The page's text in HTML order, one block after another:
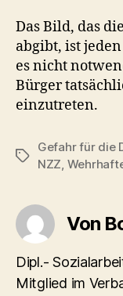
Das Bild, das
abgibt, ist
es nicht
Bürger
einzutreten.
Schlagwörter
Gefahr für die
NZZ,
Von
Dipl.-
Mitglied im